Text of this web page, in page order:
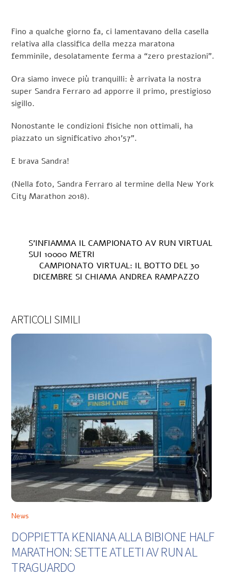
Fino a qualche giorno fa, ci lamentavano della casella
relativa alla classifica della mezza maratona
femminile, desolatamente ferma a “zero prestazioni”.
Ora siamo invece più tranquilli: è arrivata la nostra
super Sandra Ferraro ad apporre il primo, prestigioso
sigillo.
Nonostante le condizioni fisiche non ottimali, ha
piazzato un significativo 2h01’57”.
E brava Sandra!
(Nella foto, Sandra Ferraro al termine della New York
City Marathon 2018).
S’INFIAMMA IL CAMPIONATO AV RUN VIRTUAL
SUI 10000 METRI
CAMPIONATO VIRTUAL: IL BOTTO DEL 30
DICEMBRE SI CHIAMA ANDREA RAMPAZZO
ARTICOLI SIMILI
News
DOPPIETTA KENIANA ALLA BIBIONE HALF
MARATHON: SETTE ATLETI AV RUN AL
TRAGUARDO